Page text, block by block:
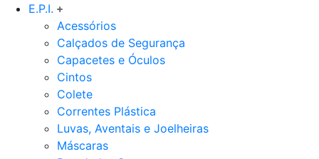
E.P.I.
Acessórios
Calçados de Segurança
Capacetes e Óculos
Cintos
Colete
Correntes Plástica
Luvas, Aventais e Joelheiras
Máscaras